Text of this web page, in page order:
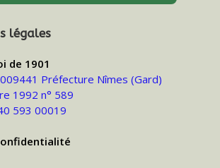
légales
de 1901
Préfecture Nîmes (Gard)
1992 n° 589
593 00019